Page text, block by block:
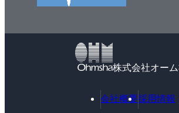
株式会社オー
会社概要採用情報